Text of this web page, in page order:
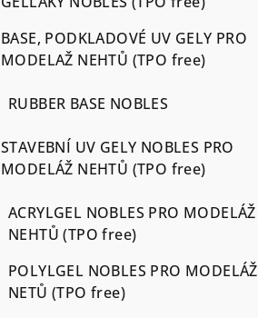
BASE, PODKLADOVÉ UV GELY PRO
MODELAŽ NEHTŮ (TPO free)
RUBBER BASE NOBLES
STAVEBNÍ UV GELY NOBLES PRO
MODELÁŽ NEHTŮ (TPO free)
ACRYLGEL NOBLES PRO MODELÁŽ
NEHTŮ (TPO free)
POLYLGEL NOBLES PRO MODELÁŽ
NETŮ (TPO free)